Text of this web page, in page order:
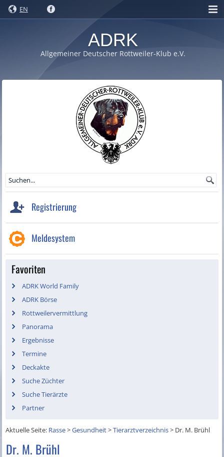
EN
ADRK
Allgemeiner Deutscher Rottweiler-Klub e.V.
Registrierung
Meldesystem
Favoriten
ADRK World Family
ADRK Börse
Rottweilervermittlung
Panorama
Ergebnisse
Termine
Deckakte
Suche Züchter
Suche Tierärzte
Partner
Aktuelle Seite: Rasse>Gesundheit>Tierarztverzeichnis> Dr. M. Brühl
Dr. M. Brühl